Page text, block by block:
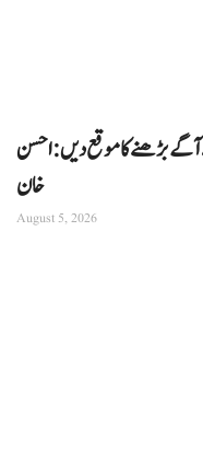
بڑھنے کا موقع دیں: احسن
خان
August 5, 2026